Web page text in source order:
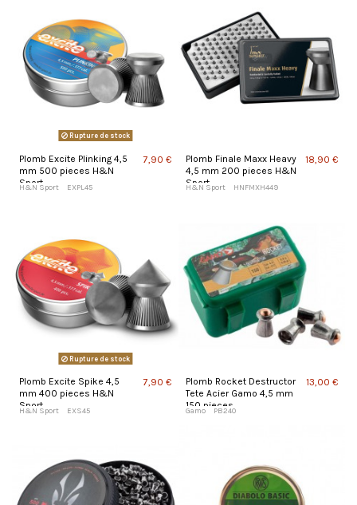
Rupture de stock
Plomb Excite Plinking 4,5
mm 500 pieces H&N
Sport
H&N Sport EXPL45
7,90 €
Plomb Finale Maxx Heavy
4,5 mm 200 pieces H&N
Sport
H&N Sport HNFMXH449
18,90 €
Rupture de stock
Plomb Excite Spike 4,5
mm 400 pieces H&N
Sport
H&N Sport EXS45
7,90 €
Plomb Rocket Destructor
Tete Acier Gamo 4,5 mm
150 pieces
Gamo PB240
13,00 €